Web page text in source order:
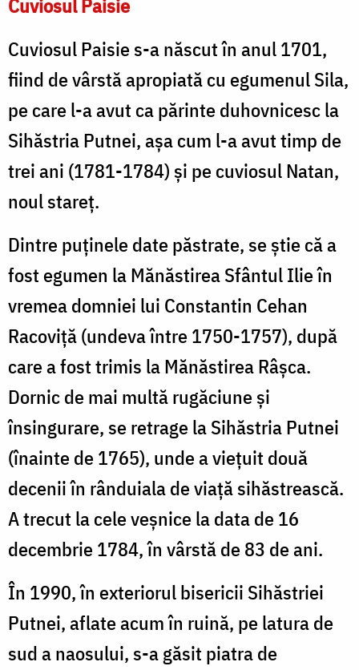
Cuviosul Paisie
Cuviosul Paisie s-a născut în anul 1701,
fiind de vârstă apropiată cu egumenul Sila,
pe care l-a avut ca părinte duhovnicesc la
Sihăstria Putnei, aşa cum l-a avut timp de
trei ani (1781-1784) şi pe cuviosul Natan,
noul stareţ.
Dintre puținele date păstrate, se știe că a
fost egumen la Mănăstirea Sfântul Ilie în
vremea domniei lui Constantin Cehan
Racoviţă (undeva între 1750-1757), după
care a fost trimis la Mănăstirea Râşca.
Dornic de mai multă rugăciune și
însingurare, se retrage la Sihăstria Putnei
(înainte de 1765), unde a viețuit două
decenii în rânduiala de viață sihăstrească.
A trecut la cele veșnice la data de 16
decembrie 1784, în vârstă de 83 de ani.
În 1990, în exteriorul bisericii Sihăstriei
Putnei, aflate acum în ruină, pe latura de
sud a naosului, s-a găsit piatra de